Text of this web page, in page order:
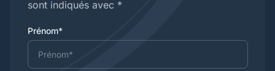
sont indiqués avec *
Prénom*